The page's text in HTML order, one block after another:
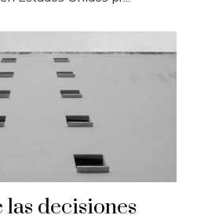
decisiones